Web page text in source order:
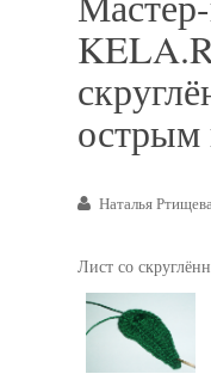
острым
Наталья
Лист со